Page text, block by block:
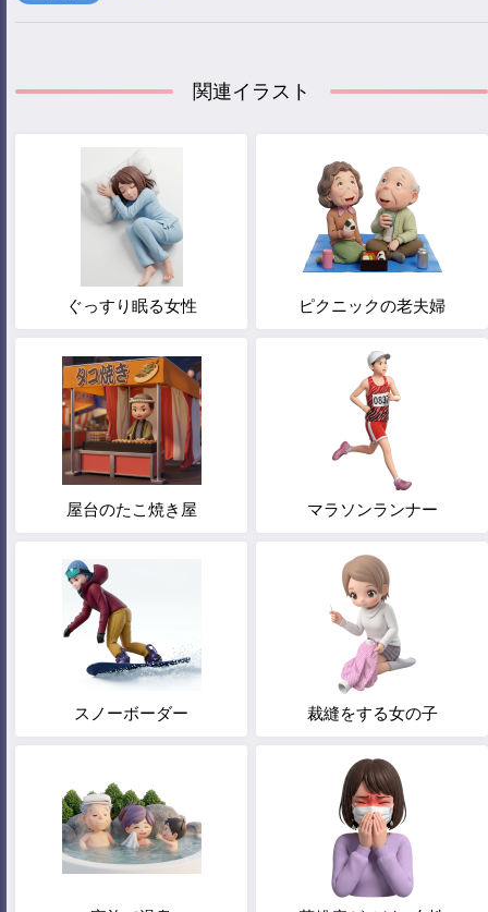
関連イラスト
ぐっすり眠る女性 ピクニックの老夫婦
屋台のたこ焼き屋 マラソンランナー
スノーボーダー 裁縫をする女の子